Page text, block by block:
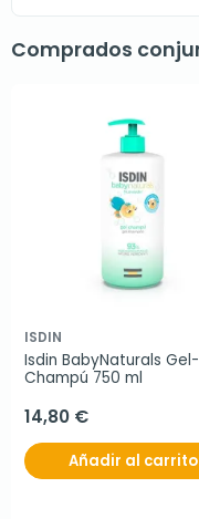
Comprados
ISDIN
Isdin BabyNaturals Gel-
Champú 750 ml
14,80 €
Añadir al carrito